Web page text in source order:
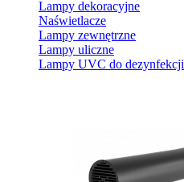
Lampy dekoracyjne
Naświetlacze
Lampy zewnętrzne
Lampy uliczne
Lampy UVC do dezynfekcji